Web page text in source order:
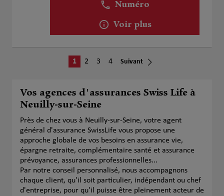
Numéro
Voir plus
1 2 3 4 Suivant
Vos agences d'assurances Swiss Life à
Neuilly-sur-Seine
Près de chez vous à Neuilly-sur-Seine, votre agent
général d'assurance SwissLife vous propose une
approche globale de vos besoins en assurance vie,
épargne retraite, complémentaire santé et assurance
prévoyance, assurances professionnelles...
Par notre conseil personnalisé, nous accompagnons
chaque client, qu'il soit particulier, indépendant ou chef
d'entreprise, pour qu'il puisse être pleinement acteur de